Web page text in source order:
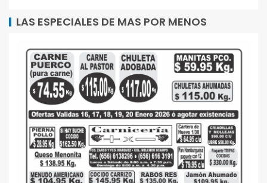
LAS ESPECIALES DE MAS POR MENOS